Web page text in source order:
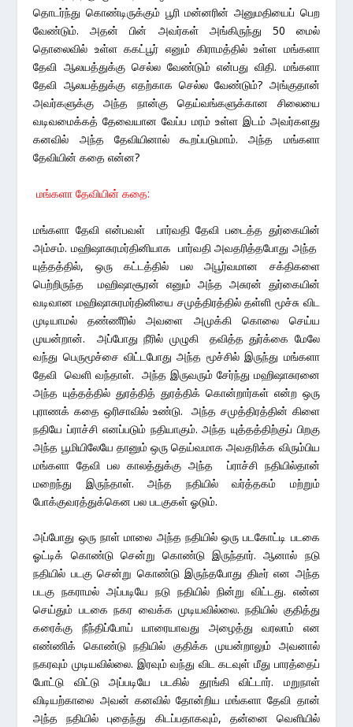
தொடர்ந்து கொண்டிருக்கும் பூரி மன்னரின் அனுமதியைப் பெற
வேண்டும். அதன் பின் அவர்கள் அங்கிருந்து 50 மைல்
தொலைவில் உள்ள ககட்பூர் எனும் கிராமத்தில் உள்ள மங்களா
தேவி ஆலயத்துக்கு செல்ல வேண்டும் என்பது விதி. மங்களா
தேவி ஆலயத்துக்கு எதற்காக செல்ல வேண்டும்? அங்குதான்
அவர்களுக்கு அந்த நான்கு தெய்வங்களுக்கான சிலையை
வடிவமைக்கத் தேவையான வேப்ப மரம் உள்ள இடம் அவர்களது
கனவில் அந்த தேவியினால் கூறப்படுமாம். அந்த மங்களா
தேவியின் கதை என்ன?
மங்களா தேவியின் கதை:
மங்களா தேவி என்பவள் பார்வதி தேவி படைத்த துர்கையின்
அம்சம். மஹிஷாசுரமர்தினியாக பார்வதி அவதரித்தபோது அந்த
யுத்தத்தில், ஒரு கட்டத்தில் பல அபூர்வமான சக்திகளை
பெற்றிருந்த மஹிஷாசூரன் எனும் அந்த அசுரன் துர்கையின்
வடிவான மஹிஷாசுரமர்தினியை சமுத்திரத்தில் தள்ளி மூச்சு விட
முடியாமல் தண்ணீரில் அவளை அமுக்கி கொலை செய்ய
முயன்றான். அப்போது நீரில் முழுகி தவித்த துர்க்கை மேலே
வந்து பெருமூச்சை விட்டபோது அந்த மூச்சில் இருந்து மங்களா
தேவி வெளி வந்தாள். அந்த இருவரும் சேர்ந்து மஹிஷாசுரனை
அந்த யுத்தத்தில் துரத்தித் துரத்திக் கொன்றார்கள் என்ற ஒரு
புராணக் கதை ஒரிசாவில் உண்டு. அந்த சமுத்திரத்தின் கிளை
நதியே ப்ராச்சி எனப்படும் நதியாகும். அந்த யுத்தத்திற்குப் பிறகு
அந்த பூமியிலேயே தானும் ஒரு தெய்வமாக அவதரிக்க விரும்பிய
மங்களா தேவி பல காலத்துக்கு அந்த ப்ராச்சி நதியில்தான்
மறைந்து இருந்தாள். அந்த நதியில் வர்த்தகம் மற்றும்
போக்குவரத்துக்கென பல படகுகள் ஓடும்.
அப்போது ஒரு நாள் மாலை அந்த நதியில் ஒரு படகோட்டி படகை
ஓட்டிக் கொண்டு சென்று கொண்டு இருந்தார். ஆனால் நடு
நதியில் படகு சென்று கொண்டு இருந்தபோது திடீர் என அந்த
படகு நகராமல் அப்படியே நடு நதியில் நின்று விட்டது. என்ன
செய்தும் படகை நகர வைக்க முடியவில்லை. நதியில் குதித்து
கரைக்கு நீந்திப்போய் யாரையாவது அழைத்து வரலாம் என
எண்ணிக் கொண்டு நதியில் குதிக்க முயன்றாலும் அவனால்
நகரவும் முடியவில்லை. இரவும் வந்து விட கடவுள் மீது பாரத்தைப்
போட்டு விட்டு அப்படியே படகில் தூங்கி விட்டார். மறுநாள்
விடியற்காலை அவன் கனவில் தோன்றிய மங்களா தேவி தான்
அந்த நதியில் புதைந்து கிடப்பதாகவும், தன்னை வெளியில்